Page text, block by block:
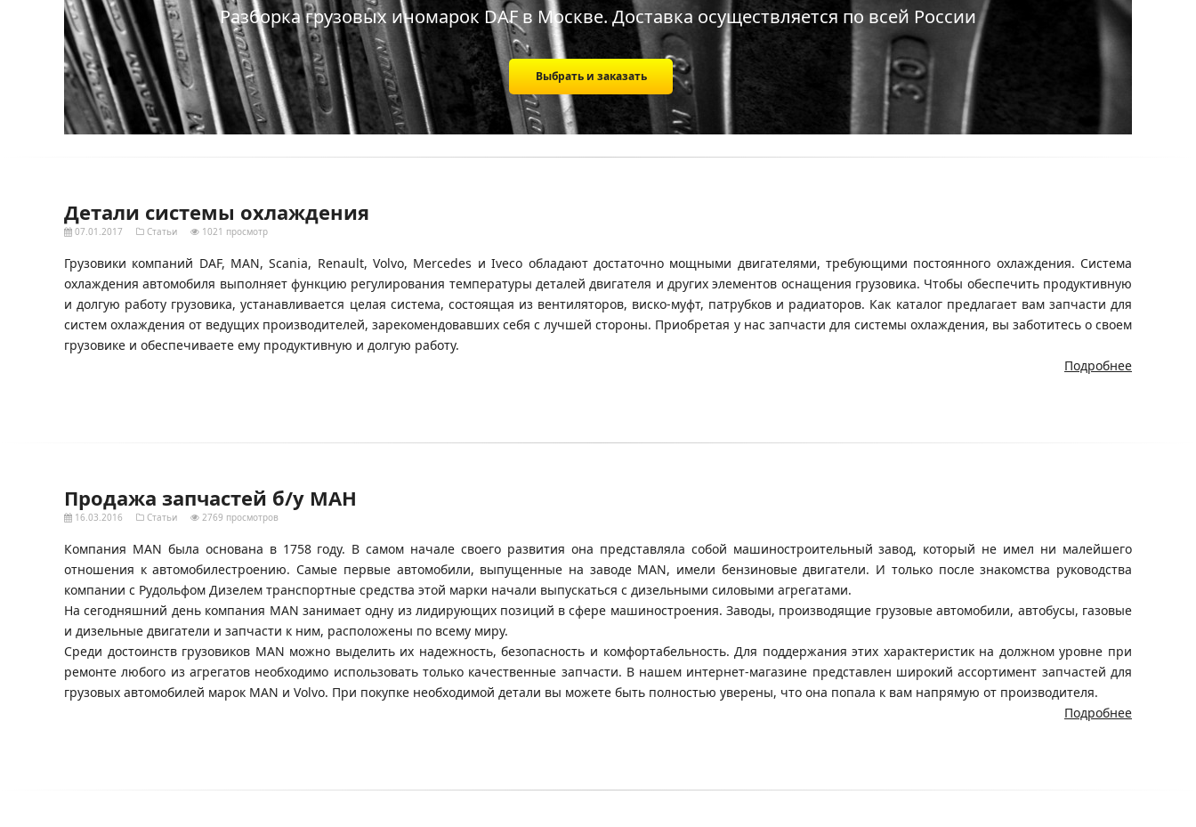
Разборка грузовых иномарок DAF в Москве. Доставка осуществляется по всей России
Выбрать и заказать
Детали системы охлаждения
07.01.2017 Статьи 1021 просмотр
Грузовики компаний DAF, MAN, Scania, Renault, Volvo, Mercedes и Iveco обладают достаточно мощными двигателями, требующими постоянного охлаждения. Система
охлаждения автомобиля выполняет функцию регулирования температуры деталей двигателя и других элементов оснащения грузовика. Чтобы обеспечить продуктивную
и долгую работу грузовика, устанавливается целая система, состоящая из вентиляторов, виско-муфт, патрубков и радиаторов. Как каталог предлагает вам запчасти для
систем охлаждения от ведущих производителей, зарекомендовавших себя с лучшей стороны. Приобретая у нас запчасти для системы охлаждения, вы заботитесь о своем
грузовике и обеспечиваете ему продуктивную и долгую работу.
Подробнее
Продажа запчастей б/у МАН
16.03.2016 Статьи 2769 просмотров
Компания MAN была основана в 1758 году. В самом начале своего развития она представляла собой машиностроительный завод, который не имел ни малейшего
отношения к автомобилестроению. Самые первые автомобили, выпущенные на заводе MAN, имели бензиновые двигатели. И только после знакомства руководства
компании с Рудольфом Дизелем транспортные средства этой марки начали выпускаться с дизельными силовыми агрегатами.
На сегодняшний день компания MAN занимает одну из лидирующих позиций в сфере машиностроения. Заводы, производящие грузовые автомобили, автобусы, газовые
и дизельные двигатели и запчасти к ним, расположены по всему миру.
Среди достоинств грузовиков MAN можно выделить их надежность, безопасность и комфортабельность. Для поддержания этих характеристик на должном уровне при
ремонте любого из агрегатов необходимо использовать только качественные запчасти. В нашем интернет-магазине представлен широкий ассортимент запчастей для
грузовых автомобилей марок MAN и Volvo. При покупке необходимой детали вы можете быть полностью уверены, что она попала к вам напрямую от производителя.
Подробнее